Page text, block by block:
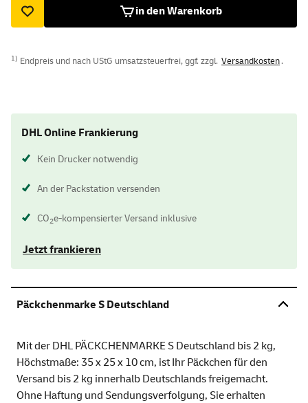
in den Warenkorb
1) Endpreis und nach UStG umsatzsteuerfrei, ggf. zzgl. Versandkosten.
DHL Online Frankierung
Kein Drucker notwendig
An der Packstation versenden
CO2e-kompensierter Versand inklusive
Jetzt frankieren
Päckchenmarke S Deutschland
Mit der DHL PÄCKCHENMARKE S Deutschland bis 2 kg,
Höchstmaße: 35 x 25 x 10 cm, ist Ihr Päckchen für den
Versand bis 2 kg innerhalb Deutschlands freigemacht.
Ohne Haftung und Sendungsverfolgung, Sie erhalten